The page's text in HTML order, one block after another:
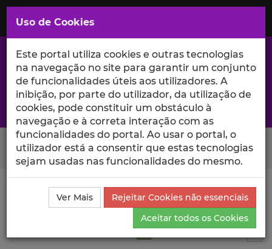
Saltar
para
Conteúdo
Principal
A excelência da investigação e ciência no Iscte
Search Button
Ciência_Iscte Publicações
Descrição Detalhada da
Publicação
Uso de Cookies
Este portal utiliza cookies e outras tecnologias
na navegação no site para garantir um conjunto
de funcionalidades úteis aos utilizadores. A
inibição, por parte do utilizador, da utilização de
cookies, pode constituir um obstáculo à
navegação e à correta interação com as
funcionalidades do portal. Ao usar o portal, o
utilizador está a consentir que estas tecnologias
sejam usadas nas funcionalidades do mesmo.
Ver Mais
Rejeitar Cookies não essenciais
Aceitar todos os Cookies